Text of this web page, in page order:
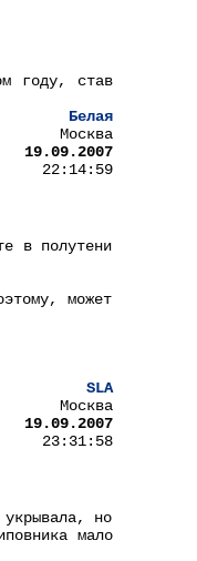
году, став
Белая
Москва
19.09.2007
22:14:59
в полутени
может
SLA
Москва
19.09.2007
23:31:58
но
мало